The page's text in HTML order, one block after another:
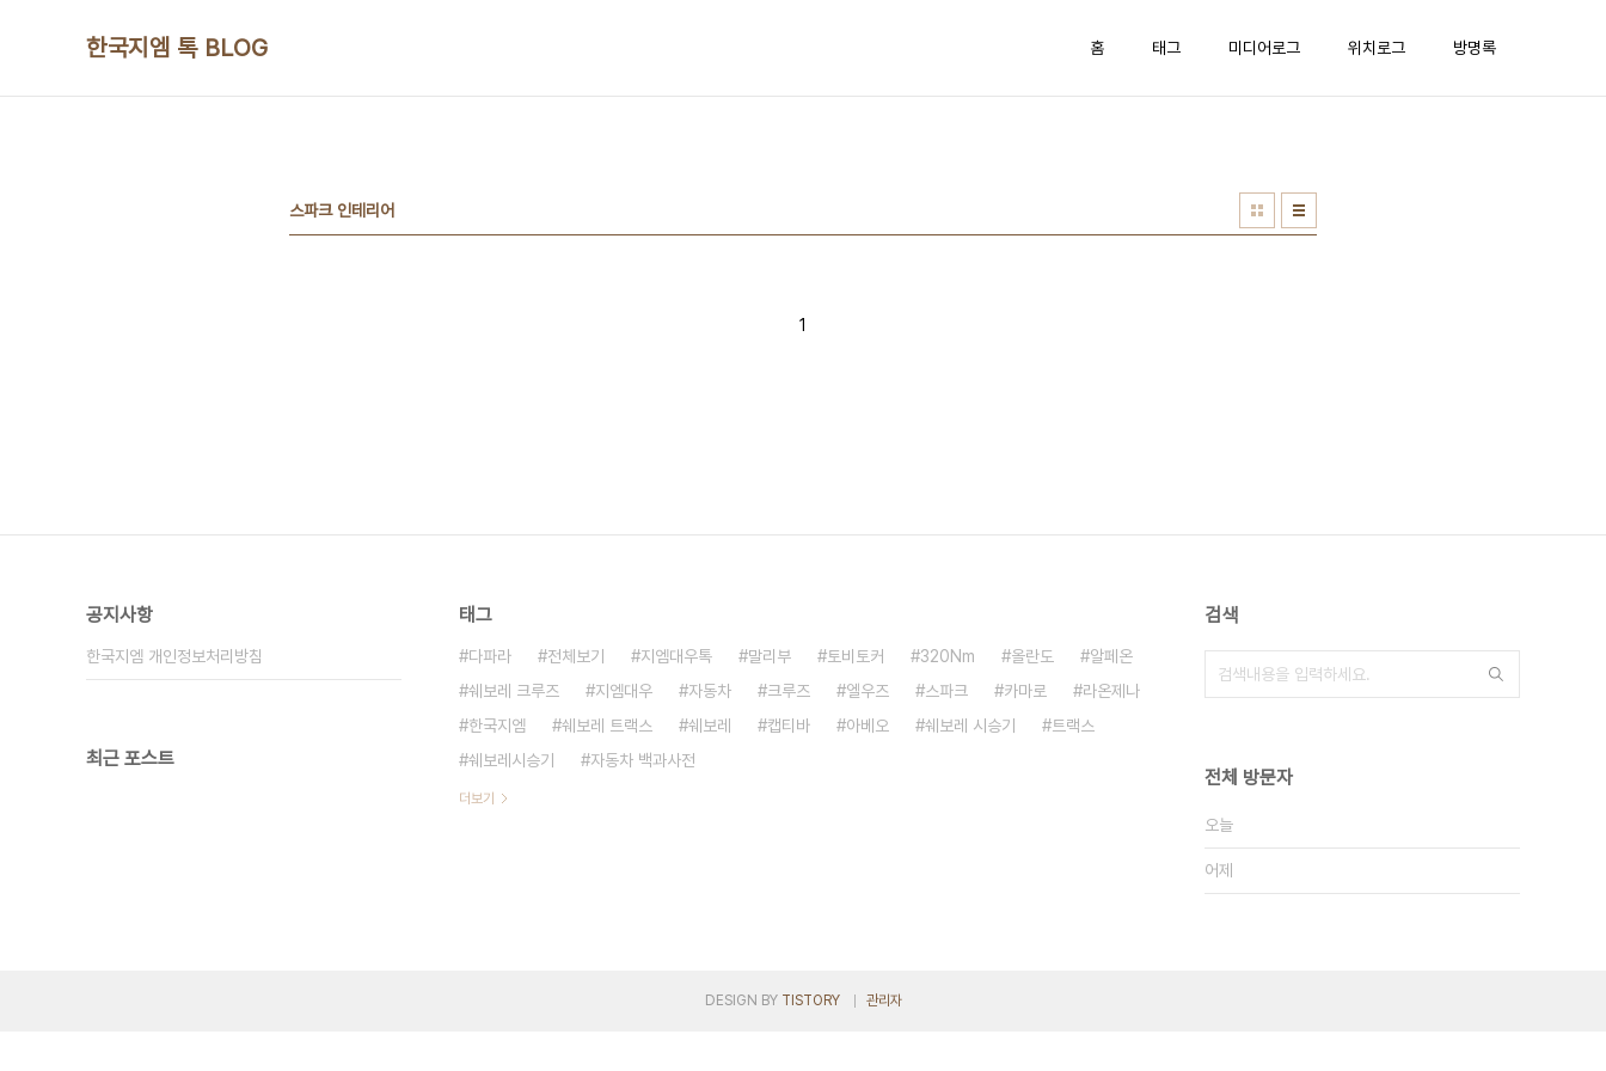
한국지엠 톡 BLOG 홈 태그 미디어로그 위치로그 방명록
스파크 인테리어
1
공지사항
한국지엠 개인정보처리방침
최근 포스트
태그
다파라 전체보기 지엠대우톡 말리부 토비토커 320Nm 올란도
알페온
쉐보레 크루즈
지엠대우 자동차 크루즈 엘우즈 스파크 카마로
라온제나
한국지엠
쉐보레 트랙스 쉐보레 캡티바 아베오 쉐보레 시승기
트랙스
쉐보레시승기
자동차 백과사전
더보기
검색
전체 방문자
오늘
어제
DESIGN BY TISTORY 관리자